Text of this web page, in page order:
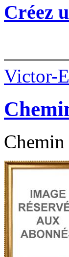
Créez
Victor-
Chemin